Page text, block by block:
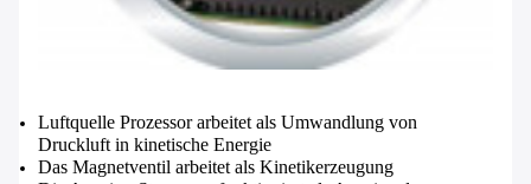
Hinterlass eine Nachricht
Luftquelle Prozessor arbeitet als Umwandlung von
Druckluft in kinetische Energie
Das Magnetventil arbeitet als Kinetikerzeugung